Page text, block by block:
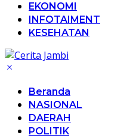
EKONOMI
INFOTAIMENT
KESEHATAN
Beranda
NASIONAL
DAERAH
POLITIK